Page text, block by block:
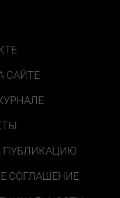
САЙТЕ
ПУБЛИКАЦИЮ
СОГЛАШЕНИЕ